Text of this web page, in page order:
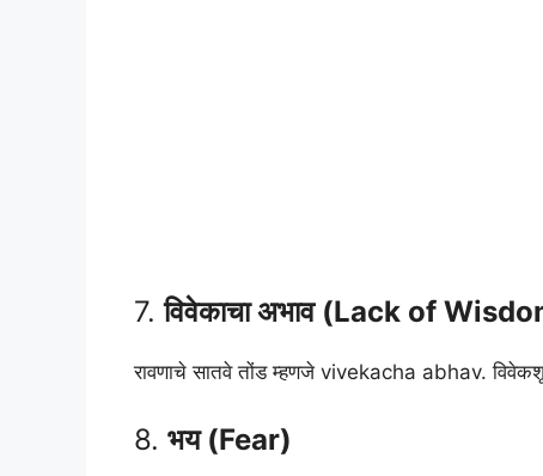
7.विवेकाचा अभाव (Lack of
रावणाचे सातवे तोंड म्हणजे vivekacha abhav.
8. भय (Fear)